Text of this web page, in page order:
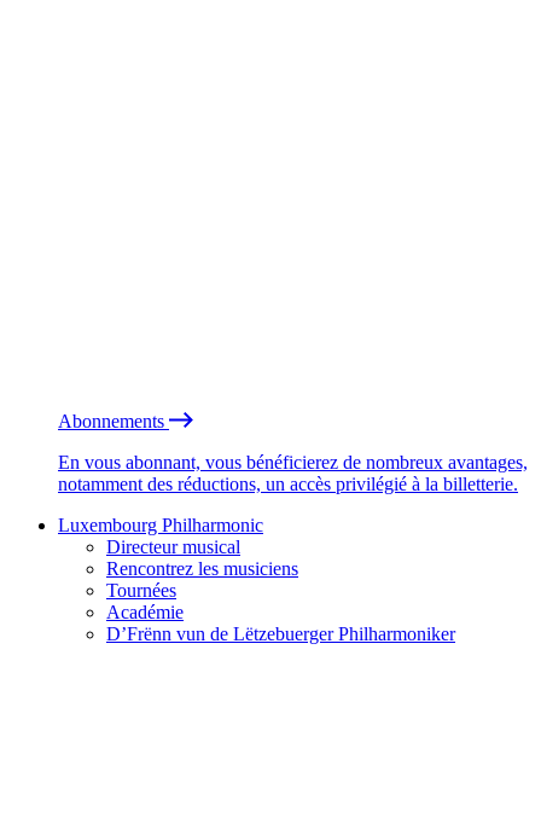
Abonnements
En vous abonnant, vous bénéficierez de nombreux avantages,
notamment des réductions, un accès privilégié à la billetterie.
Luxembourg Philharmonic
Directeur musical
Rencontrez les musiciens
Tournées
Académie
D’Frënn vun de Lëtzebuerger Philharmoniker